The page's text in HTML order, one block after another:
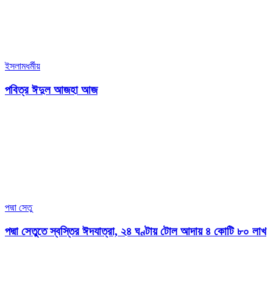
ইসলামধর্মীয়
পবিত্র ঈদুল আজহা আজ
পদ্মা সেতু
পদ্মা সেতুতে স্বস্তির ঈদযাত্রা, ২৪ ঘণ্টায় টোল আদায় ৪ কোটি ৮০ লাখ